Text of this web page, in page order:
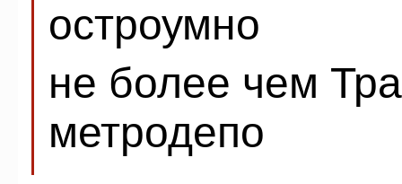
остроумно
не более чем
метродепо